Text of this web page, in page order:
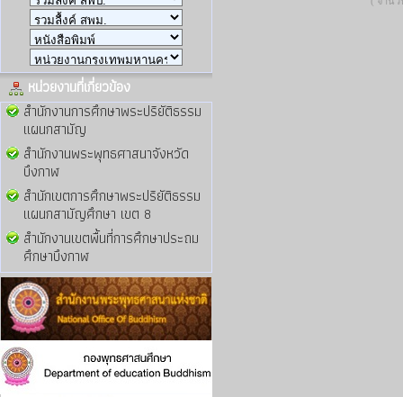
หน่วยงานที่เกี่ยวข้อง
สำนักงานการศึกษาพระปริยัติธรรม
แผนกสามัญ
สำนักงานพระพุทธศาสนาจังหวัด
บึงกาฬ
สำนักเขตการศึกษาพระปริยัติธรรม
แผนกสามัญศึกษา เขต 8
สำนักงานเขตพื้นที่การศึกษาประถม
ศึกษาบึงกาฬ